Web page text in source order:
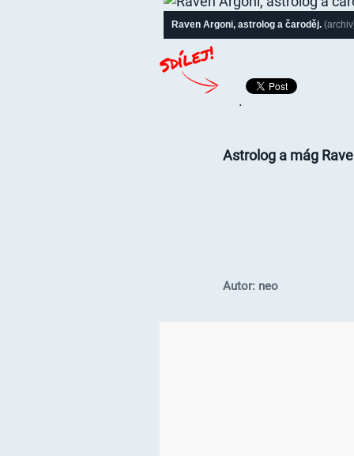
Raven Argoni, astrolog a čaroděj.
.
Astrolog a mág
Autor: neo